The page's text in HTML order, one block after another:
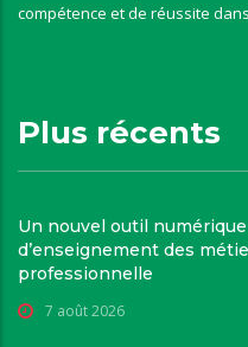
compétence et de réussite
Plus récents
Un nouvel outil
d’enseignement des
professionnelle
7 août 2026